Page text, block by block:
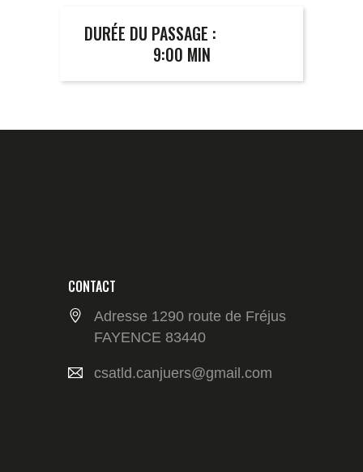
DURÉE DU PASSAGE :
9:00 MIN
CONTACT
Adresse 1290 route de Fréjus
FAYENCE 83440
csatld.canjuers@gmail.com